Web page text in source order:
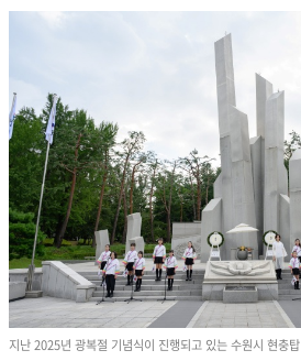
지난 2025년 광복절 기념식이 진행되고 있는 수원시 현충탑